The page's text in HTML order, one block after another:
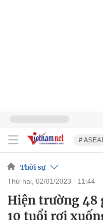
#
Thời sự
thứ hai, 02/01/2023 - 11:44
Hiện trường 48
10 tuổi rơi